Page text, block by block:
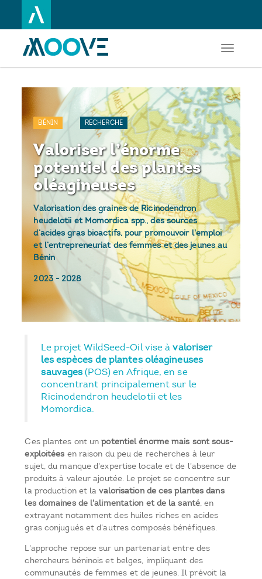
au
principal
Toggle
BÉNIN RECHERCHE
Valoriser l’énorme
potentiel des plantes
oléagineuses
Valorisation des graines de Ricinodendron
heudelotii et Momordica spp., des sources
d’acides gras bioactifs, pour promouvoir l'emploi
et l’entrepreneuriat des femmes et des jeunes au
Bénin
2023-2028
Le projet WildSeed-Oil vise àvaloriser
les espèces de plantes oléagineuses
sauvages (POS) en Afrique, en se
concentrant principalement sur le
Ricinodendron heudelotii et les
Momordica.
Ces plantes ont unpotentiel énorme mais sont sous-
exploitées en raison du peu de recherches à leur
sujet, du manque d'expertise locale et de l'absence de
produits à valeur ajoutée. Le projet se concentre sur
la production et lavalorisation de ces plantes dans
les domaines de l'alimentation et de la santé, en
extrayant notamment des huiles riches en acides
gras conjugués et d'autres composés bénéfiques.
L'approche repose sur un partenariat entre des
chercheurs béninois et belges, impliquant des
communautés de femmes et de jeunes. Il prévoit la